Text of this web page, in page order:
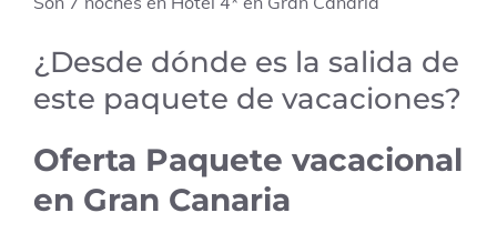
¿Desde dónde es la salida de
este paquete de vacaciones?
Oferta Paquete vacacional
en Gran Canaria